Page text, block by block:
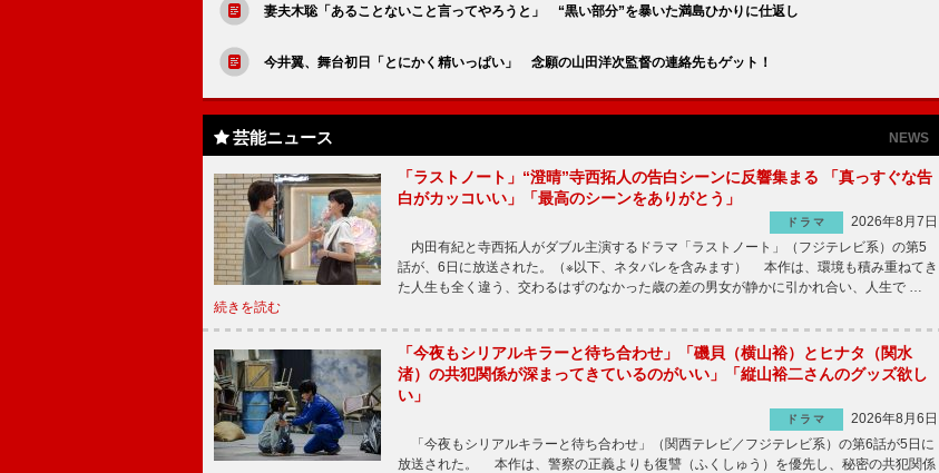
妻夫木聡「あることないこと言ってやろうと」 “黒い部分”を暴いた満島ひかりに仕返し
今井翼、舞台初日「とにかく精いっぱい」 念願の山田洋次監督の連絡先もゲット！
芸能ニュース NEWS
「ラストノート」“澄晴”寺西拓人の告白シーンに反響集まる 「真っすぐな告
白がカッコいい」「最高のシーンをありがとう」
ドラマ
2026年8月7日
内田有紀と寺西拓人がダブル主演するドラマ「ラストノート」（フジテレビ系）の第5
話が、6日に放送された。（※以下、ネタバレを含みます） 本作は、環境も積み重ねてき
た人生も全く違う、交わるはずのなかった歳の差の男女が静かに引かれ合い、人生で …
続きを読む
「今夜もシリアルキラーと待ち合わせ」「磯貝（横山裕）とヒナタ（関水
渚）の共犯関係が深まってきているのがいい」「縦山裕二さんのグッズ欲し
い」
ドラマ
2026年8月6日
「今夜もシリアルキラーと待ち合わせ」（関西テレビ／フジテレビ系）の第6話が5日に
放送された。 本作は、警察の正義よりも復讐（ふくしゅう）を優先し、秘密の共犯関係